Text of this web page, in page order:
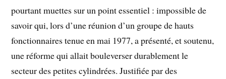
pourtant muettes sur un point essentiel : impossible de
savoir qui, lors d’une réunion d’un groupe de hauts
fonctionnaires tenue en mai 1977, a présenté, et soutenu,
une réforme qui allait bouleverser durablement le
secteur des petites cylindrées. Justifiée par des